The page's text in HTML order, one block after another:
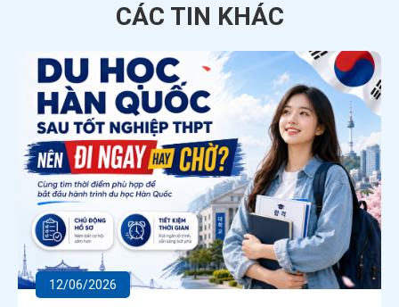
CÁC TIN KHÁC
12/06/2026